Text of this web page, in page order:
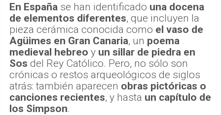
En España se han identificado una docena
de elementos diferentes, que incluyen la
pieza cerámica conocida como el vaso de
Agüimes en Gran Canaria, un poema
medieval hebreo y un sillar de piedra en
Sos del Rey Católico. Pero, no sólo son
crónicas o restos arqueológicos de siglos
atrás: también aparecen obras pictóricas o
canciones recientes, y hasta un capítulo de
los Simpson.